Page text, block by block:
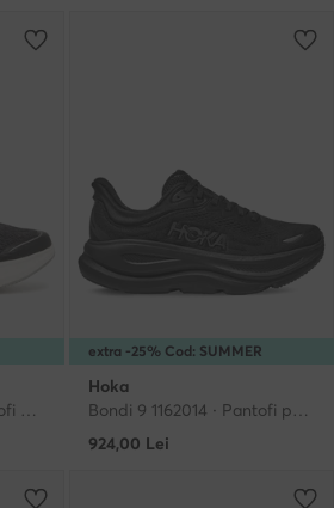
Rincon 4 1168874 · Pantofi pentru alergare
extra -25% Cod: SUMMER
Hoka
Bondi 9 1162014 · Pantofi pentru alergare
924,00 Lei